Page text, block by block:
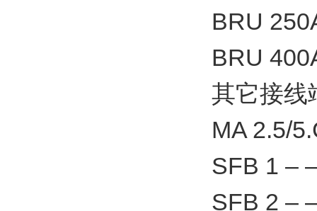
BRU
BRU
其它接线
MA 2.5/
SFB 1 –
SFB 2 –